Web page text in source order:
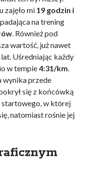
zajęło mi 19 godzin i
na trening
. Również pod
wartość, już nawet
Uśredniając każdy
w tempie4:31/km.
wynika przede
się z końcówką
w której
natomiast rośnie jej